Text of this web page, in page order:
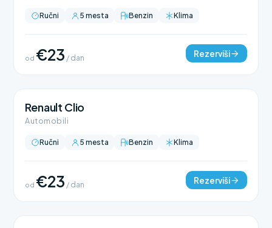
Ručni 5 mesta Benzin Klima
od €23 / dan Rezerviši
Renault Clio
Automobili
Ručni 5 mesta Benzin Klima
od €23 / dan Rezerviši